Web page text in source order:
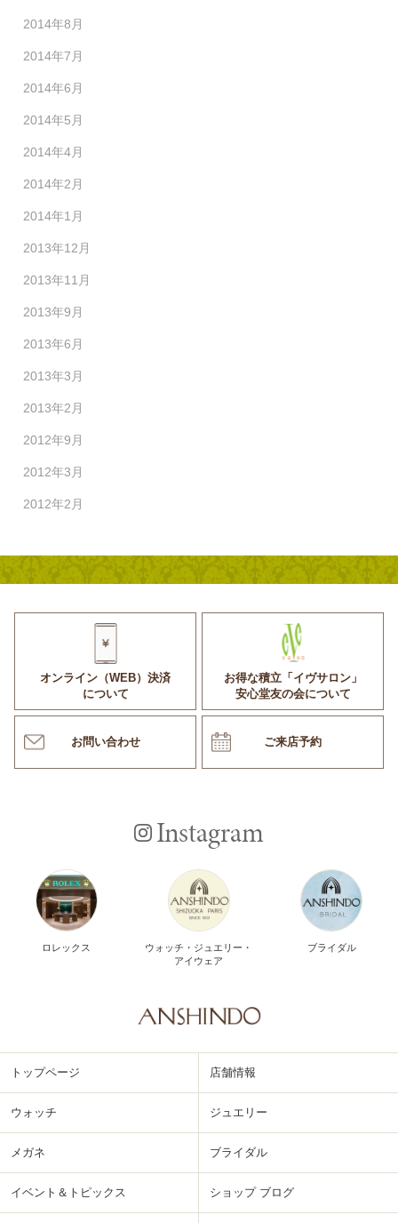
2014年8月
2014年7月
2014年6月
2014年5月
2014年4月
2014年2月
2014年1月
2013年12月
2013年11月
2013年9月
2013年6月
2013年3月
2013年2月
2012年9月
2012年3月
2012年2月
オンライン（WEB）決済
について
お得な積立「イヴサロン」
安心堂友の会について
お問い合わせ ご来店予約
Instagram
ロレックス
ウォッチ・ジュエリー・
アイウェア
ブライダル
トップページ 店舗情報
ウォッチ ジュエリー
メガネ ブライダル
イベント＆トピックス ショップ ブログ